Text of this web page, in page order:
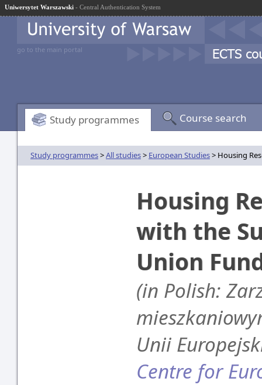
Uniwersytet Warszawski - Central Authentication System
go to the main portal
Study programmes Course search
Study programmes>All studies> European Studies> Housing
Housing
with the
Union
(in Polish:
Unii
Centre for